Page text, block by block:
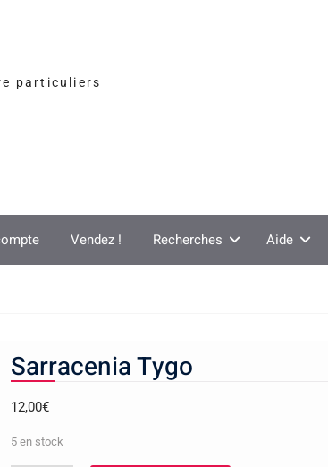
particuliers
Vendez ! Recherches Aide
Sarracenia Tygo
12,00€
5 en stock